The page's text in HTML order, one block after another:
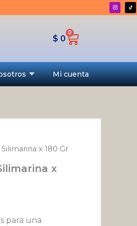
$ 0
0
Cart
Mi cuenta
x 180 Gr
x
para una